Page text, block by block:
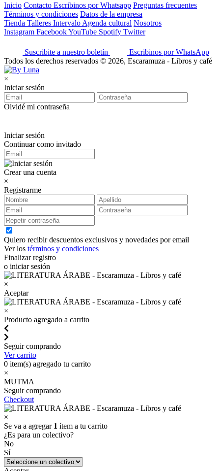
Inicio Contacto Escribinos por Whatsapp Preguntas frecuentes
Términos y condiciones Datos de la empresa
Tienda Talleres Intervalo Agenda cultural Nosotros
Instagram FacebookYouTube Spotify Twitter
Suscribite a nuestro boletín
Escribinos por WhatsApp
Todos los derechos reservados © 2026, Escaramuza - Libros y café
×
Iniciar sesión
Olvidé mi contraseña
Iniciar sesión
Continuar como invitado
Crear una cuenta
×
Registrarme
Quiero recibir descuentos exclusivos y novedades por email
Ver los términos y condiciones
Finalizar registro
o iniciar sesión
×
Aceptar
×
Producto agregado a carrito
Seguir comprando
Ver carrito
0 item(s) agregado tu carrito
×
MUTMA
Seguir comprando
Checkout
×
Se va a agregar 1 ítem a tu carrito
¿Es para un colectivo?
No
Sí